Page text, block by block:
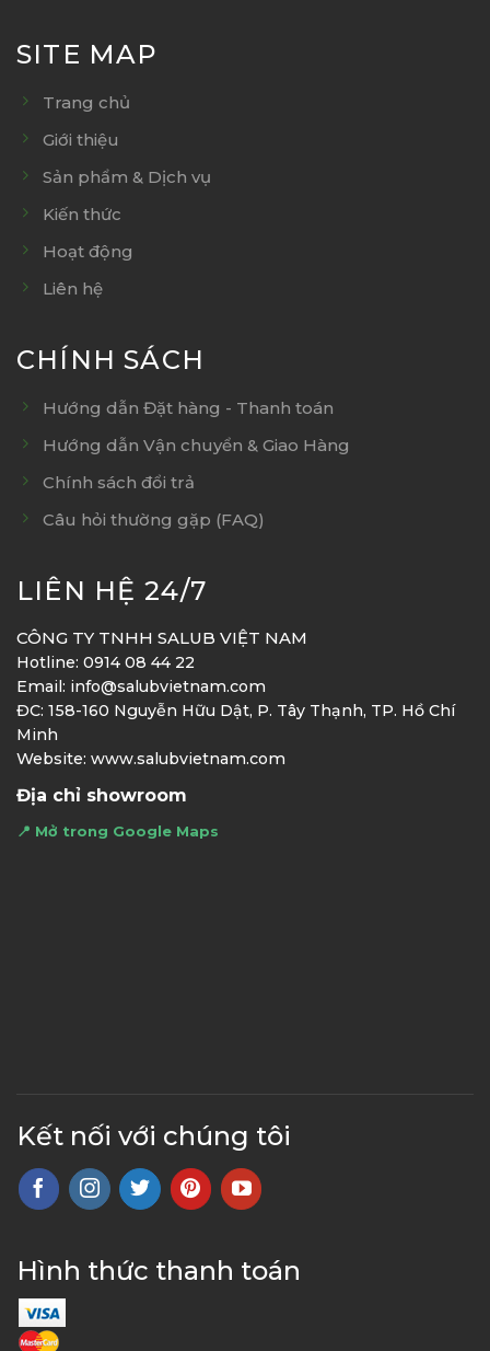
SITE MAP
Trang chủ
Giới thiệu
Sản phẩm & Dịch vụ
Kiến thức
Hoạt động
Liên hệ
CHÍNH SÁCH
Hướng dẫn Đặt hàng - Thanh toán
Hướng dẫn Vận chuyển & Giao Hàng
Chính sách đổi trả
Câu hỏi thường gặp (FAQ)
LIÊN HỆ 24/7
CÔNG TY TNHH SALUB VIỆT NAM
Hotline: 0914 08 44 22
Email: info@salubvietnam.com
ĐC: 158-160 Nguyễn Hữu Dật, P. Tây Thạnh, TP. Hồ Chí
Minh
Website: www.salubvietnam.com
Địa chỉ showroom
📍 Mở trong Google Maps
Kết nối với chúng tôi
Hình thức thanh toán